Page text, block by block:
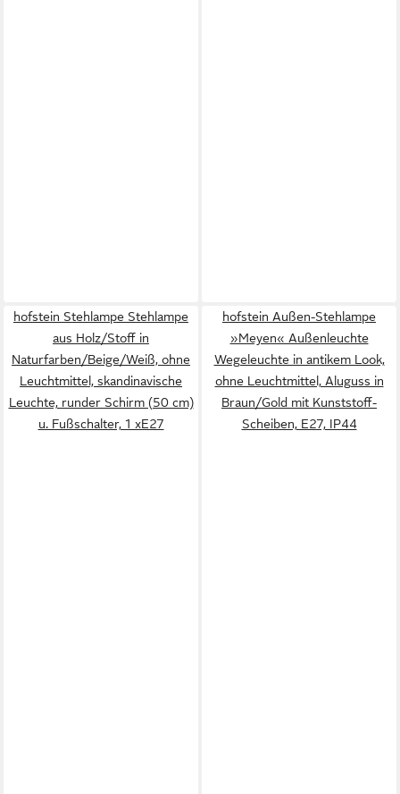
hofstein Stehlampe Stehlampe
aus Holz/Stoff in
Naturfarben/Beige/Weiß, ohne
Leuchtmittel, skandinavische
Leuchte, runder Schirm (50 cm)
u. Fußschalter, 1 xE27
hofstein Außen-Stehlampe
»Meyen« Außenleuchte
Wegeleuchte in antikem Look,
ohne Leuchtmittel, Aluguss in
Braun/Gold mit Kunststoff-
Scheiben, E27, IP44